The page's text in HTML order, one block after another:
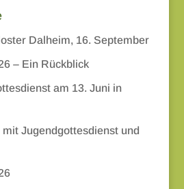
Dalheim, 16. September
– Ein Rückblick
am 13. Juni in
mit Jugendgottesdienst und